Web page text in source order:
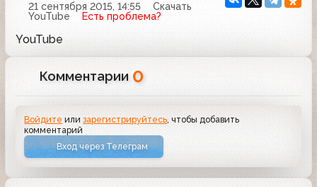
21 сентября 2015, 14:55
Скачать
YouTube
Есть проблема?
YouTube
Комментарии 0
Войдите илизарегистрируйтесь, чтобы добавить
комментарий
Вход через Телеграм